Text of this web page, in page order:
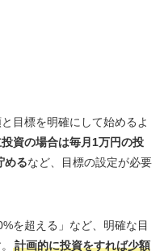
目標を明確にして始めるよ
資の場合は毎月1万円の投
めるなど、目標の設定が必要
を超える」など、明確な目
計画的に投資をすれば少額